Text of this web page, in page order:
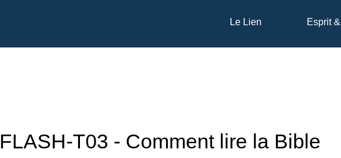
Le Lien Esprit
FLASH-T03 - Comment lire la Bible